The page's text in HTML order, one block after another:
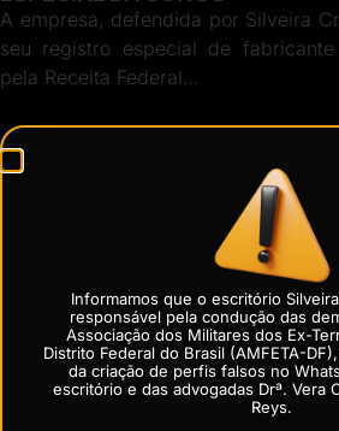
A empresa, defendida por Silveira
seu registro especial de
pela Receita Federal…
JUÍZA FEDERAL GARANTE À
EXPLORAÇÃO DE “BET’ NO PAÍS
Representada por Silveira Cruz
Sportvip Group Internacional
importante vitória junto à Justiça
Informamos que o escritório
responsável pela condução das
Associação dos Militares dos Ex-
Distrito Federal do Brasil (AMFETA-
da criação de perfis falsos no
escritório e das advogadas Drª. Vera
Reys.